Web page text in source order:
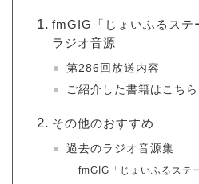
fmGIG「じょいふるステ
ラジオ音源
第286回放送内容
ご紹介した書籍はこちら
その他のおすすめ
過去のラジオ音源集
fmGIG「じょいふるステ